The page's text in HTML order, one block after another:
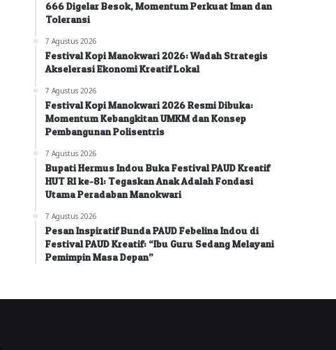
666 Digelar Besok, Momentum Perkuat Iman dan
Toleransi
7 Agustus 2026
Festival Kopi Manokwari 2026: Wadah Strategis
Akselerasi Ekonomi Kreatif Lokal
7 Agustus 2026
Festival Kopi Manokwari 2026 Resmi Dibuka:
Momentum Kebangkitan UMKM dan Konsep
Pembangunan Polisentris
7 Agustus 2026
Bupati Hermus Indou Buka Festival PAUD Kreatif
HUT RI ke-81: Tegaskan Anak Adalah Fondasi
Utama Peradaban Manokwari
7 Agustus 2026
Pesan Inspiratif Bunda PAUD Febelina Indou di
Festival PAUD Kreatif: “Ibu Guru Sedang Melayani
Pemimpin Masa Depan”